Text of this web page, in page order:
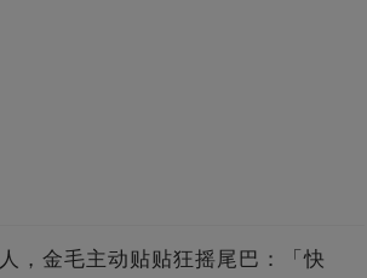
，金毛主动贴贴狂摇尾巴：「快